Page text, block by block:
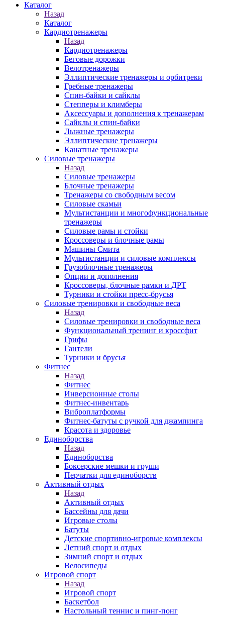
Каталог
Назад
Каталог
Кардиотренажеры
Назад
Кардиотренажеры
Беговые дорожки
Велотренажеры
Эллиптические тренажеры и орбитреки
Гребные тренажеры
Спин-байки и сайклы
Степперы и климберы
Аксессуары и дополнения к тренажерам
Сайклы и спин-байки
Лыжные тренажеры
Эллиптические тренажеры
Канатные тренажеры
Силовые тренажеры
Назад
Силовые тренажеры
Блочные тренажеры
Тренажеры со свободным весом
Силовые скамьи
Мультистанции и многофункциональные
тренажеры
Силовые рамы и стойки
Кроссоверы и блочные рамы
Машины Смита
Мультистанции и силовые комплексы
Грузоблочные тренажеры
Опции и дополнения
Кроссоверы, блочные рамки и ДРТ
Турники и стойки пресс-брусья
Силовые тренировки и свободные веса
Назад
Силовые тренировки и свободные веса
Функциональный тренинг и кроссфит
Грифы
Гантели
Турники и брусья
Фитнес
Назад
Фитнес
Инверсионные столы
Фитнес-инвентарь
Виброплатформы
Фитнес-батуты с ручкой для джампинга
Красота и здоровье
Единоборства
Назад
Единоборства
Боксерские мешки и груши
Перчатки для единоборств
Активный отдых
Назад
Активный отдых
Бассейны для дачи
Игровые столы
Батуты
Детские спортивно-игровые комплексы
Летний спорт и отдых
Зимний спорт и отдых
Велосипеды
Игровой спорт
Назад
Игровой спорт
Баскетбол
Настольный теннис и пинг-понг